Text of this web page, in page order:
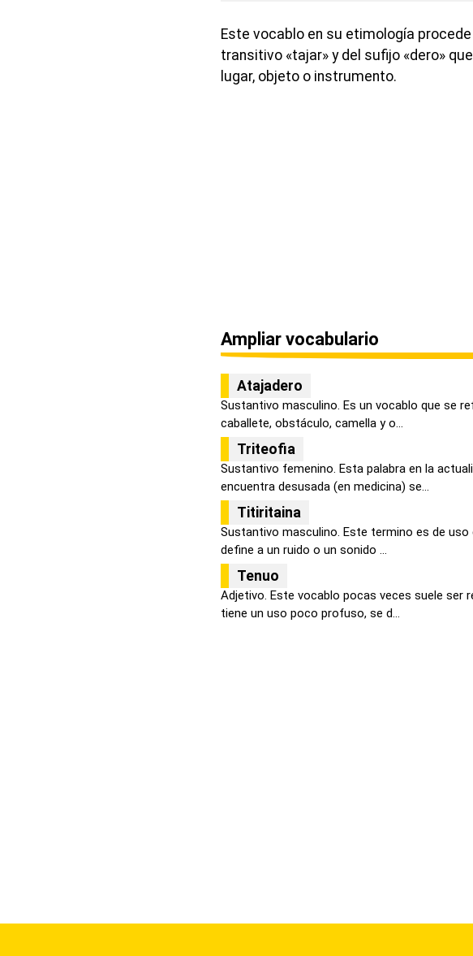
Este vocablo en su etimología
transitivo «tajar» y del sufijo «dero»
lugar, objeto o instrumento.
Ampliar vocabulario
Atajadero
Sustantivo masculino. Es un vocablo que se
caballete, obstáculo, camella y o...
Triteofia
Sustantivo femenino. Esta palabra en la
encuentra desusada (en medicina) se...
Titiritaina
Sustantivo masculino. Este termino es de uso
define a un ruido o un sonido ...
Tenuo
Adjetivo. Este vocablo pocas veces suele ser
tiene un uso poco profuso, se d...